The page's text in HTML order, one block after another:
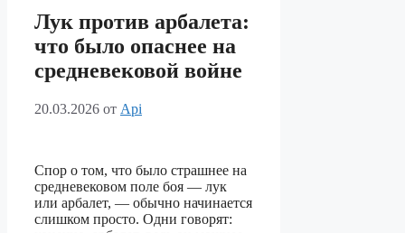
Лук против арбалета:
что было опаснее на
средневековой войне
20.03.2026 от Api
Спор о том, что было страшнее на
средневековом поле боя — лук
или арбалет, — обычно начинается
слишком просто. Одни говорят: